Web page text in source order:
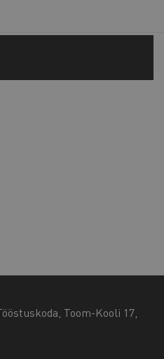
Toom-Kooli 17,